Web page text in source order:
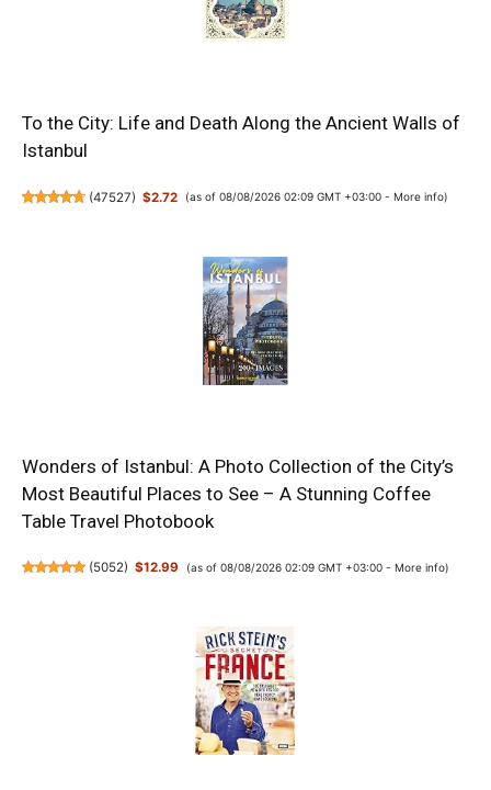
To the City: Life and Death Along the Ancient Walls of
Istanbul
(47527) $2.72 (as of 08/08/2026 02:09 GMT +03:00 - More info)
Wonders of Istanbul: A Photo Collection of the City’s
Most Beautiful Places to See – A Stunning Coffee
Table Travel Photobook
(5052) $12.99 (as of 08/08/2026 02:09 GMT +03:00 - More info)